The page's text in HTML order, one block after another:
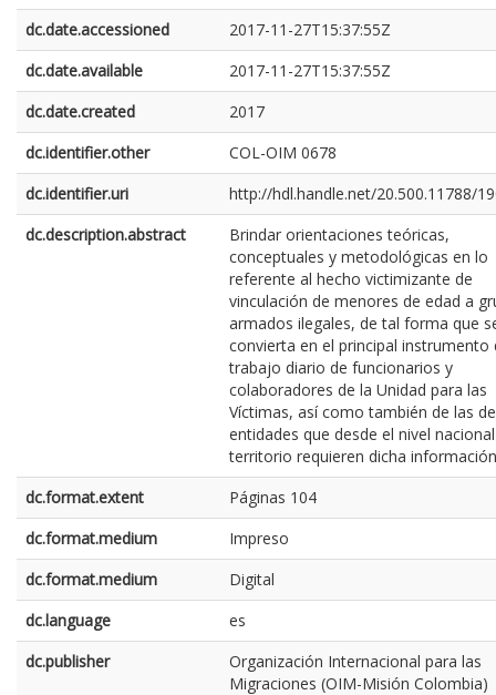
dc.date.accessioned
2017-11-27T15:37:55Z
dc.date.available
2017-11-27T15:37:55Z
dc.date.created
2017
dc.identifier.other
COL-OIM 0678
dc.identifier.uri
http://hdl.handle.net/20.500.11788/
dc.description.abstract
Brindar orientaciones teóricas,
conceptuales y metodológicas en lo
referente al hecho victimizante de
vinculación de menores de edad a
armados ilegales, de tal forma que
convierta en el principal instrumento
trabajo diario de funcionarios y
colaboradores de la Unidad para las
Víctimas, así como también de las
entidades que desde el nivel
territorio requieren dicha
dc.format.extent
Páginas 104
dc.format.medium
Impreso
dc.format.medium
Digital
dc.language
es
dc.publisher
Organización Internacional para las
Migraciones (OIM-Misión Colombia)